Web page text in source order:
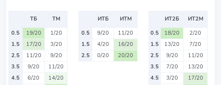
ТБ
ТМ
0.5
19/20
1/20
1.5
17/20
3/20
2.5
11/20
9/20
3.5
9/20
11/20
4.5
6/20
14/20
ИТБ
ИТМ
0.5
9/20
11/20
1.5
4/20
16/20
2.5
0/20 20/20
ИТ2Б
ИТ2М
0.5
18/20
2/20
1.5
13/20
7/20
2.5
9/20
11/20
3.5
7/20
13/20
4.5
3/20
17/20